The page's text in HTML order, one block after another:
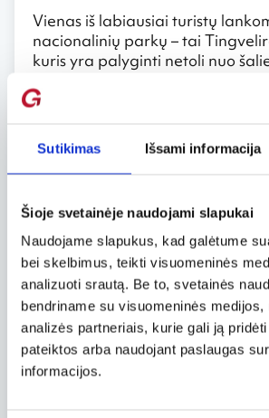
Sutikimas Išsami informacija
Šioje svetainėje naudojami slapukai
Naudojame slapukus, kad galėtume
bei skelbimus, teikti visuomeninės
analizuoti srautą. Be to, svetainės
bendriname su visuomeninės
analizės partneriais, kurie gali ją
pateiktos arba naudojant paslaugas
informacijos.
Vienas iš labiausiai turistų
nacionalinių parkų – tai
kuris yra palyginti netoli nuo
apdovanoja vaizdingomis
rinkdavosi islandų parlamentas
laikomas seniausiu pasaulyje.
Glymuro krioklys
Glymur krioklys yra aukščiausias
Islandijoje. Vakarinėje šalies
Hvalfjordur fiordo, esančio
siekia 196 m. Krioklio vanduo
tarpeklį. Krioklį galima pasiekti
Botnsa kaimelio, pavadinto
pavadinimo upę.